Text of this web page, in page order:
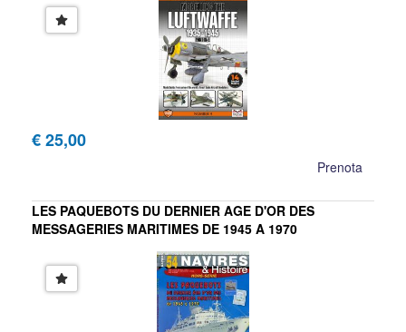
€ 25,00
Prenota
LES PAQUEBOTS DU DERNIER AGE D'OR DES
MESSAGERIES MARITIMES DE 1945 A 1970
NAVIRES & HISTOIRE HORS SERIE